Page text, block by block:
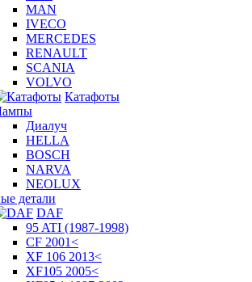
MAN
IVECO
MERCEDES
RENAULT
SCANIA
VOLVO
Катафоты
Диалуч
HELLA
BOSCH
NARVA
NEOLUX
детали
DAF
95 ATI (1987-1998)
CF 2001<
XF 106 2013<
XF105 2005<